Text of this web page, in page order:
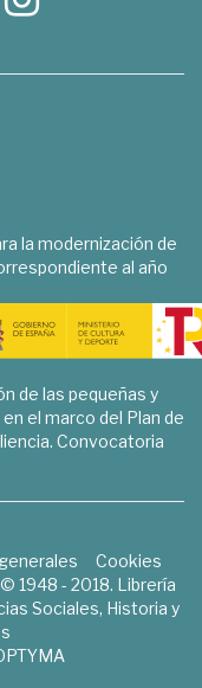
la modernización de
al año
de las pequeñas y
el marco del Plan de
Convocatoria
Cookies
1948 - 2018. Librería
Sociales, Historia y